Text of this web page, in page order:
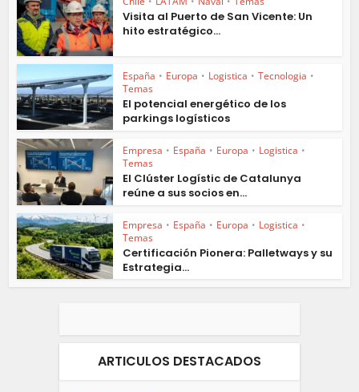
Visita al Puerto de San Vicente: Un
hito estratégico...
España • Europa • Logistica • Tecnologia •
Temas
El potencial energético de los
parkings logísticos
Empresa • España • Europa • Logistica •
Temas
El Clúster Logístic de Catalunya
reúne a sus socios en...
Empresa • España • Europa • Logistica •
Temas
Certificación Pionera: Palletways y su
Estrategia...
ARTICULOS DESTACADOS